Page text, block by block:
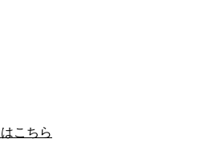
こちら